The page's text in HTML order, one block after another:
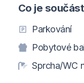
Co je
Parkování
Pobytové
Sprcha/WC